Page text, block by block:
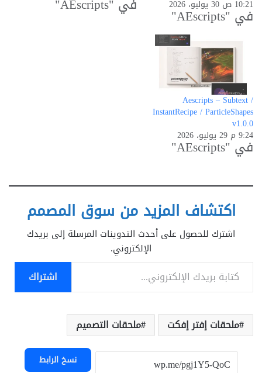
10:21 ص 30 يوليو، 2026
في "AEscripts" في "AEscripts"
Aescripts – Subtext /
InstantRecipe / ParticleShapes
v1.0.0
9:24 م 29 يوليو، 2026
في "AEscripts"
اكتشاف المزيد من سوق المصمم
اشترك للحصول على أحدث التدوينات المرسلة إلى بريدك
الإلكتروني.
كتابة بريدك الإلكتروني...
اشتراك
ملحقات إفتر إفكت ملحقات التصميم
نسخ الرابط